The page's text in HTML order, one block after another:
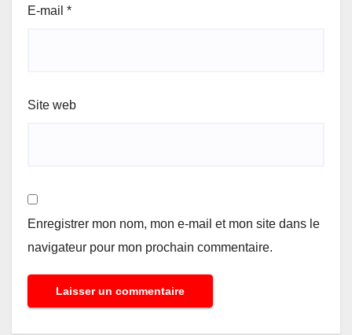
E-mail *
Site web
Enregistrer mon nom, mon e-mail et mon site dans le
navigateur pour mon prochain commentaire.